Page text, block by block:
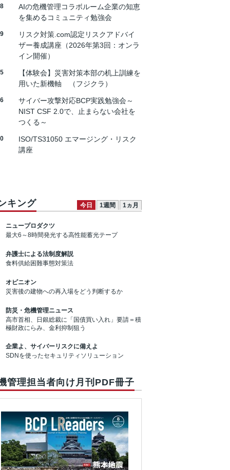
AIの危機管理コラボルーム企業の知恵
を集めるコミュニティ勉強会
リスク対策.com認定リスクアドバイ
ザー養成講座（2026年第3回：オンラ
イン開催）
【体験会】災害対策本部の机上訓練を
用いた新機軸 （フジクラ）
サイバー攻撃対応BCP実践勉強会～
NIST CSF 2.0で、止まらない会社を
つくる～
ISO/TS31050 エマージング・リスク
講座
キング 今日 1週間 1ヵ月
ニュープロダクツ
最大6～8時間発光する高性能蓄光テープ
弁護士による法制度解説
食料供給困難事態対策法
オピニオン
災害後の建物への再入場をどう判断するか
防災・危機管理ニュース
高市首相、日銀総裁に「国債買い入れ」要請＝積
極財政にらみ、金利抑制狙う
企業よ、サイバーリスクに備えよ
SDNを使ったセキュリティソリューション
管理担当者向け月刊PDF冊子